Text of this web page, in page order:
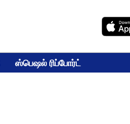
ஸ்பெஷல் ரிப்போர்ட்